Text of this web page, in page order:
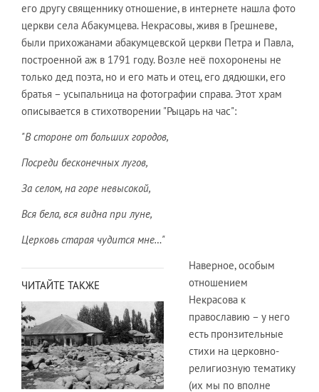
его другу священнику отношение, в интернете нашла фото
церкви села Абакумцева. Некрасовы, живя в Грешневе,
были прихожанами абакумцевской церкви Петра и Павла,
построенной аж в 1791 году. Возле неё похоронены не
только дед поэта, но и его мать и отец, его дядюшки, его
братья – усыпальница на фотографии справа. Этот храм
описывается в стихотворении "Рыцарь на час":
"В стороне от больших городов,
Посреди бесконечных лугов,
За селом, на горе невысокой,
Вся бела, вся видна при луне,
Церковь старая чудится мне…"
ЧИТАЙТЕ ТАКЖЕ
Наверное, особым
отношением
Некрасова к
православию – у него
есть пронзительные
стихи на церковно-
религиозную тематику
(их мы по вполне